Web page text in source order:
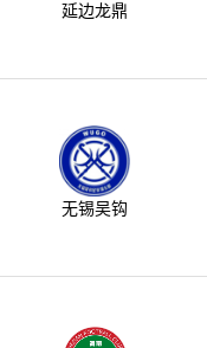
延边龙鼎
无锡吴钩